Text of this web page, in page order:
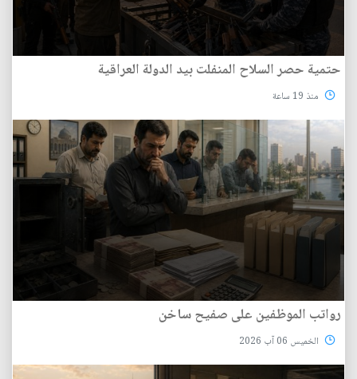
حتمية حصر السلاح المنفلت بيد الدولة العراقية
منذ 19 ساعة
رواتب الموظفين على صفيح ساخن
الخميس 06 آب 2026